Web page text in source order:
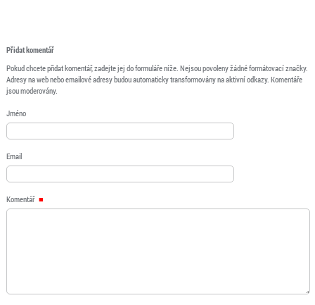
Přidat komentář
Pokud chcete přidat komentář, zadejte jej do formuláře níže. Nejsou povoleny žádné formátovací značky.
Adresy na web nebo emailové adresy budou automaticky transformovány na aktivní odkazy. Komentáře
jsou moderovány.
Jméno
Email
Komentář